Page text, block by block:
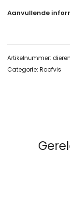
Aanvullende
Artikelnummer:
Categorie: Roofvis